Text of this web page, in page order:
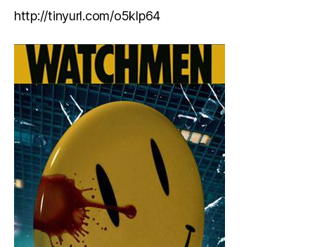
http://tinyurl.com/o5klp64